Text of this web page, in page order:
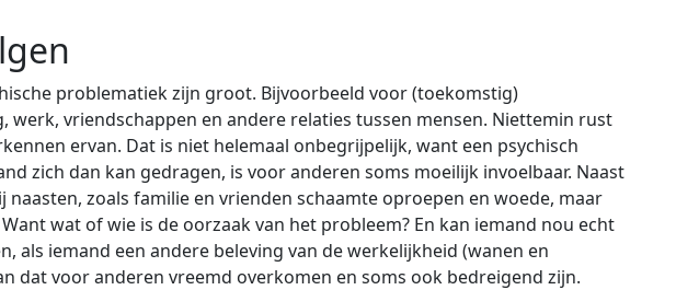
problematiek zijn groot. Bijvoorbeeld voor (toekomstig)
werk, vriendschappen en andere relaties tussen mensen. Niettemin rust
ervan. Dat is niet helemaal onbegrijpelijk, want een psychisch
zich dan kan gedragen, is voor anderen soms moeilijk invoelbaar. Naast
naasten, zoals familie en vrienden schaamte oproepen en woede, maar
wat of wie is de oorzaak van het probleem? En kan iemand nou echt
als iemand een andere beleving van de werkelijkheid (wanen en
dat voor anderen vreemd overkomen en soms ook bedreigend zijn.